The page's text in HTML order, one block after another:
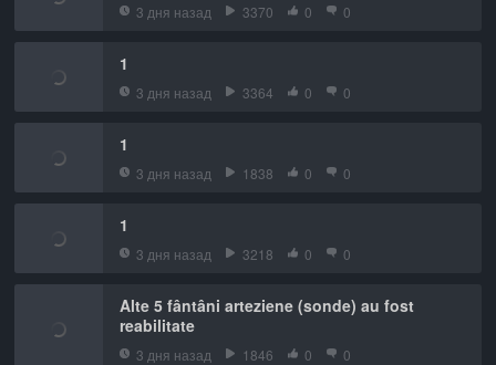
3 дня назад 3370 0 0
1
3 дня назад 3364 0 0
1
3 дня назад 1838 0 0
1
3 дня назад 3218 0 0
Alte 5 fântâni arteziene (sonde) au fost
reabilitate
3 дня назад 1846 0 0